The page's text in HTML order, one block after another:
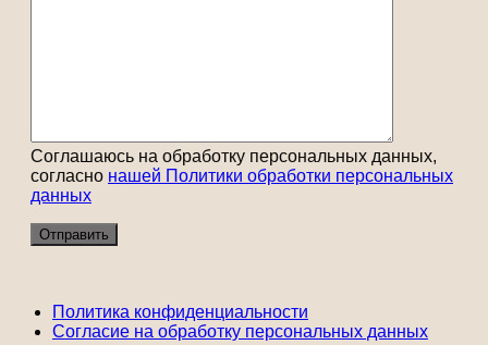
Соглашаюсь на обработку персональных данных,
согласно нашей Политики обработки персональных
данных
Политика конфиденциальности
Согласие на обработку персональных данных